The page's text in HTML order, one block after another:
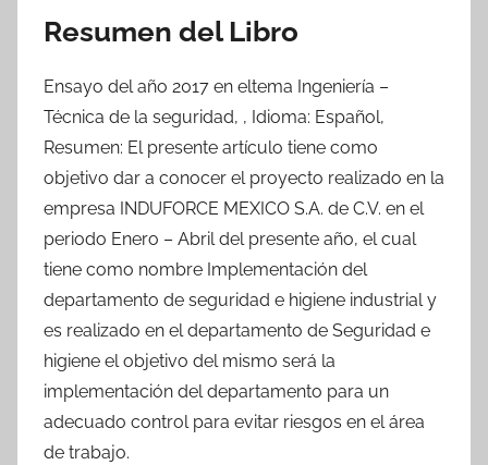
Resumen del Libro
Ensayo del año 2017 en eltema Ingeniería –
Técnica de la seguridad, , Idioma: Español,
Resumen: El presente artículo tiene como
objetivo dar a conocer el proyecto realizado en la
empresa INDUFORCE MEXICO S.A. de C.V. en el
periodo Enero – Abril del presente año, el cual
tiene como nombre Implementación del
departamento de seguridad e higiene industrial y
es realizado en el departamento de Seguridad e
higiene el objetivo del mismo será la
implementación del departamento para un
adecuado control para evitar riesgos en el área
de trabajo.